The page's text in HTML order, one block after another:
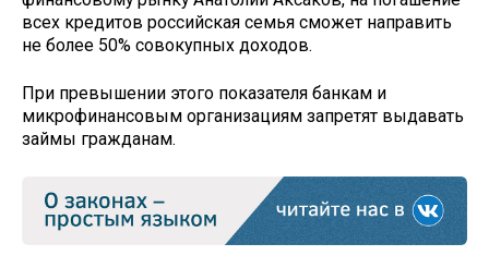
всех кредитов российская семья сможет направить
не более 50% совокупных доходов.
При превышении этого показателя банкам и
микрофинансовым организациям запретят выдавать
займы гражданам.